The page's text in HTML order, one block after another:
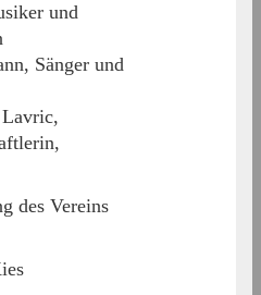
und
Sänger und
des Vereins